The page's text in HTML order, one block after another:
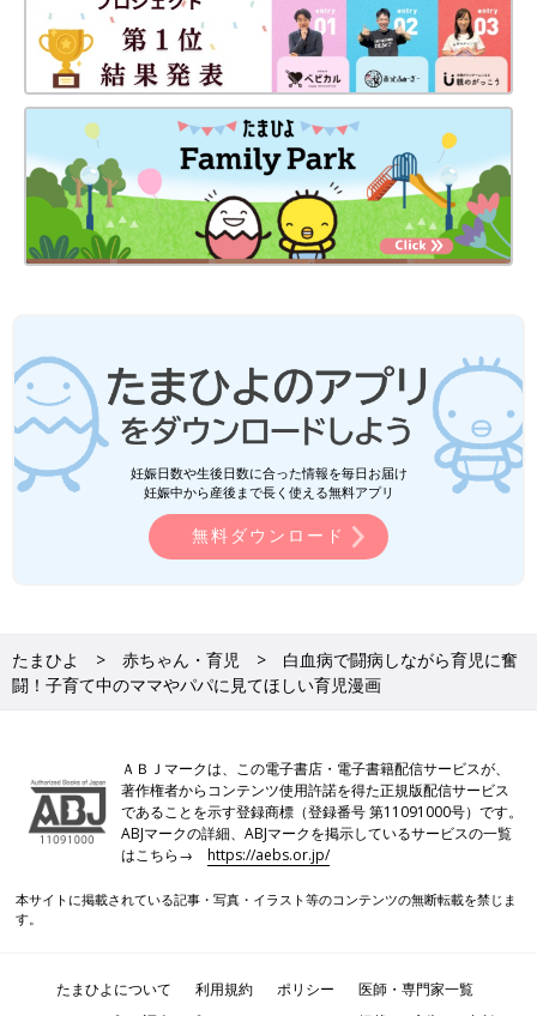
もいい、大切なのは子どもたちもママも笑顔でいられること」と
気付いたそう。毎日頑張っているママやパパに見てほしいエピソ
ードです。
幸せいっぱい！気分は叶恭子!?
この投稿をInstagramで見る
ふくふく＊白血病ママさん(@fukufuku_diary)がシェアした投稿
かわいすぎるグッドルッキングガイ(？)2人に挟まれ、幸せいっ
多いですが、こういう瞬間がたまらないんですよね！
を再確認させられるアカウントです。毎日の育児に奮闘中のパ
妊娠日数や生後日数に合った情報を毎日お届け
妊娠中から産後まで長く使える無料アプリ
無料ダウンロード
たまひよ 赤ちゃん・育児
白血病で闘病しながら育児に奮
闘！子育て中のママやパパに見てほしい育児漫画
ＡＢＪマークは、この電子書店・電子書籍配信サービスが、
著作権者からコンテンツ使用許諾を得た正規版配信サービス
であることを示す登録商標（登録番号 第11091000号）です。
ABJマークの詳細、ABJマークを掲示しているサービスの一覧
はこちら→https://aebs.or.jp/
本サイトに掲載されている記事・写真・イラスト等のコンテンツの無断転載を禁じま
す。
たまひよについて 利用規約 ポリシー
医師・専門家一覧